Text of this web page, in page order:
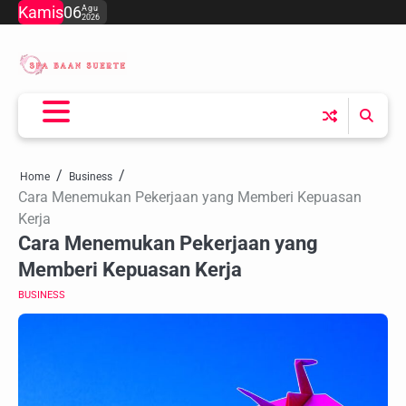
Skip
content
Kamis06Agu
2026
Home Business
Cara Menemukan Pekerjaan yang Memberi Kepuasan
Kerja
Cara Menemukan Pekerjaan yang
Memberi Kepuasan Kerja
BUSINESS